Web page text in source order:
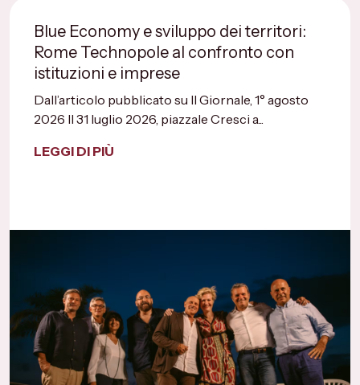
Blue Economy e sviluppo dei territori:
Rome Technopole al confronto con
istituzioni e imprese
Dall’articolo pubblicato su Il Giornale, 1° agosto
2026 Il 31 luglio 2026, piazzale Cresci a...
LEGGI DI PIÙ